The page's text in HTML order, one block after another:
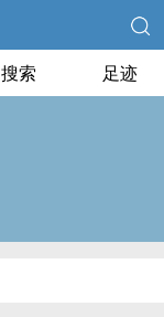
搜索 足迹